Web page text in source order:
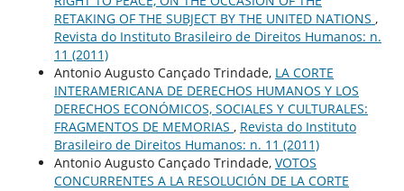
RETAKING OF THE SUBJECT BY THE UNITED NATIONS ,
Revista do Instituto Brasileiro de Direitos Humanos: n.
11 (2011)
Antonio Augusto Cançado Trindade, LA CORTE
INTERAMERICANA DE DERECHOS HUMANOS Y LOS
DERECHOS ECONÓMICOS, SOCIALES Y CULTURALES:
FRAGMENTOS DE MEMORIAS , Revista do Instituto
Brasileiro de Direitos Humanos: n. 11 (2011)
Antonio Augusto Cançado Trindade, VOTOS
CONCURRENTES A LA RESOLUCIÓN DE LA CORTE